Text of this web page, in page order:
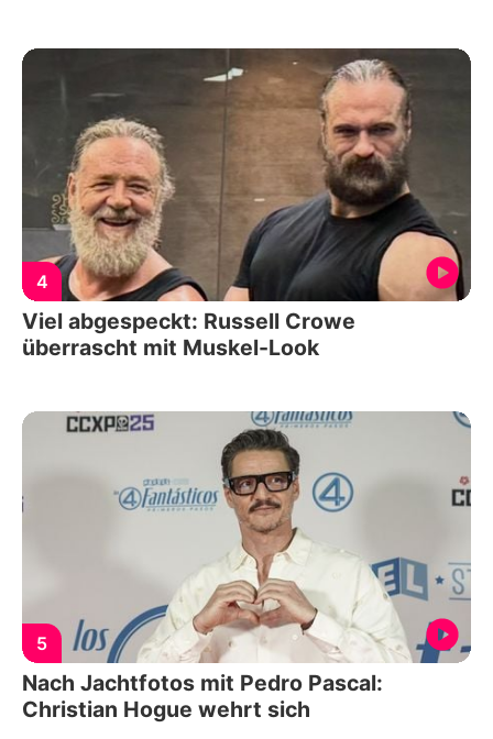
4
Viel abgespeckt: Russell Crowe
überrascht mit Muskel-Look
5
Nach Jachtfotos mit Pedro Pascal:
Christian Hogue wehrt sich